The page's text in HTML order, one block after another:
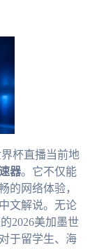
杯直播当前地
器。它不仅能
的网络体验，
文解说。无论
2026美加墨世
于留学生、海